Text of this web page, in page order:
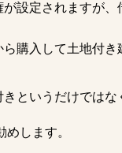
設定されますが
購入して土地付
きというだけでは
めします。